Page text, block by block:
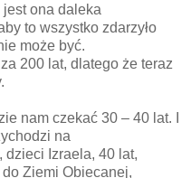
ona daleka
to wszystko zdarzyło
może być.
200 lat, dlatego że teraz
nam czekać 30 – 40 lat. I
na
dzieci Izraela, 40 lat,
Ziemi Obiecanej,